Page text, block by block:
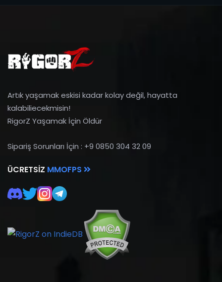
Artık yaşamak eskisi kadar kolay değil, hayatta
kalabiliecekmisin!
RigorZ Yaşamak İçin Öldür
Sipariş Sorunları İçin : +9 0850 304 32 09
ÜCRETSIZ MMOFPS